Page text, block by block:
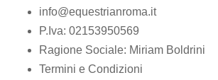
info@equestrianroma.it
P.Iva: 02153950569
Ragione Sociale: Miriam Boldrini
Termini e Condizioni